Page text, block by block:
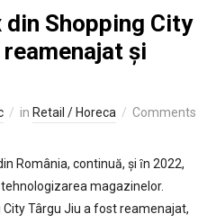
Shopping City
și
in Retail / Horeca
Comments
România, continuă, și ȋn 2022,
magazinelor.
Târgu Jiu a fost reamenajat,